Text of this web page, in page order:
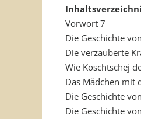
Vorwort 7
Die Geschichte
Die verzauberte
Wie Koschtschej
Das Mädchen mit
Die Geschichte
Die Geschichte